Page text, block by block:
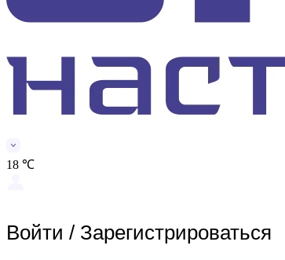
18 ℃
Войти / Зарегистрироваться